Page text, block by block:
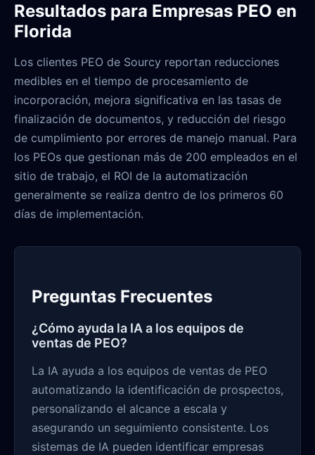
Resultados para Empresas PEO en
Florida
Los clientes PEO de Sourcy reportan reducciones
medibles en el tiempo de procesamiento de
incorporación, mejora significativa en las tasas de
finalización de documentos, y reducción del riesgo
de cumplimiento por errores de manejo manual. Para
los PEOs que gestionan más de 200 empleados en el
sitio de trabajo, el ROI de la automatización
generalmente se realiza dentro de los primeros 60
días de implementación.
Preguntas Frecuentes
¿Cómo ayuda la IA a los equipos de
ventas de PEO?
La IA ayuda a los equipos de ventas de PEO
automatizando la identificación de prospectos,
personalizando el alcance a escala y
asegurando un seguimiento consistente. Los
sistemas de IA pueden identificar empresas